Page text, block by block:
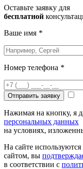
Оставьте заявку для
бесплатной
Ваше имя *
Номер телефона *
Отправить заявку
Нажимая на кнопку, я
персональных данных
на условиях,
На сайте
сайтом, вы
в соответствии с